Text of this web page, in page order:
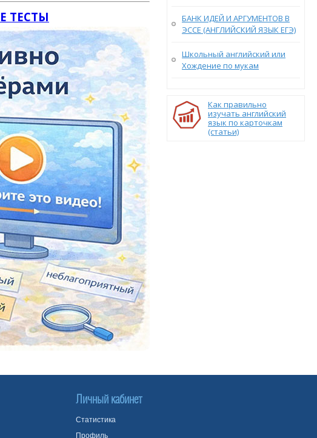
ТЕСТЫ
БАНК ИДЕЙ И АРГУМЕНТОВ В
ЭССЕ (АНГЛИЙСКИЙ ЯЗЫК ЕГЭ)
Школьный английский или
Хождение по мукам
Как правильно
изучать английский
язык по карточкам
(статьи)
Личный кабинет
Статистика
Профиль